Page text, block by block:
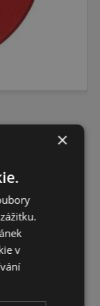
leštící
180 mm
×
v